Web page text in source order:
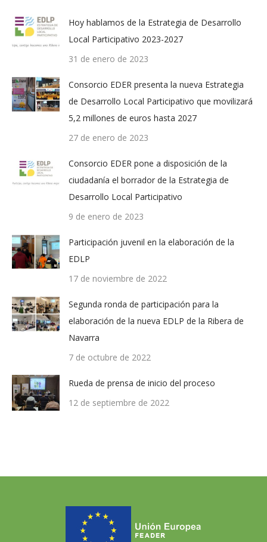
Hoy hablamos de la Estrategia de Desarrollo
Local Participativo 2023-2027
31 de enero de 2023
Consorcio EDER presenta la nueva Estrategia
de Desarrollo Local Participativo que movilizará
5,2 millones de euros hasta 2027
27 de enero de 2023
Consorcio EDER pone a disposición de la
ciudadanía el borrador de la Estrategia de
Desarrollo Local Participativo
9 de enero de 2023
Participación juvenil en la elaboración de la
EDLP
17 de noviembre de 2022
Segunda ronda de participación para la
elaboración de la nueva EDLP de la Ribera de
Navarra
7 de octubre de 2022
Rueda de prensa de inicio del proceso
12 de septiembre de 2022